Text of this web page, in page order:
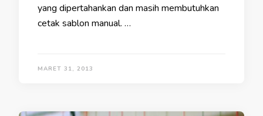
yang dipertahankan dan masih membutuhkan
cetak sablon manual. …
MARET 31, 2013